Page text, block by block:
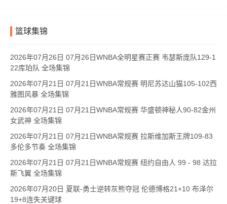
篮球集锦
2026年07月26日 07月26日WNBA全明星赛正赛 韦瑟斯庞队129-1
22库珀队 全场集锦
2026年07月21日 07月21日WNBA常规赛 明尼苏达山猫105-102西
雅图风暴 全场集锦
2026年07月21日 07月21日WNBA常规赛 华盛顿神秘人90-82金州
女武神 全场集锦
2026年07月21日 07月21日WNBA常规赛 拉斯维加斯王牌109-83
多伦多节奏 全场集锦
2026年07月21日 07月21日WNBA常规赛 纽约自由人 99 - 98 达拉
斯飞翼 全场集锦
2026年07月20日 夏联-勇士逆转灰熊夺冠 伦德博格21+10 布泽尔
19+8连失关键球